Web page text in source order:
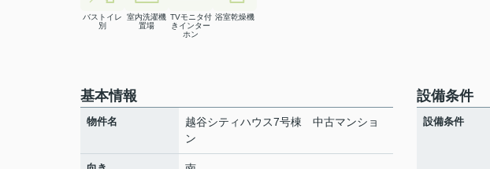
バストイレ
別
室内洗濯機
置場
TVモニタ付
きインター
ホン
浴室乾燥機
基本情報
物件名
越谷シティハウス7号棟 中古マンショ
ン
設備条件
設備条件